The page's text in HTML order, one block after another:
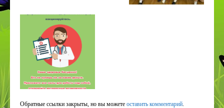
Обратные ссылки закрыты, но вы можете оставить комментарий